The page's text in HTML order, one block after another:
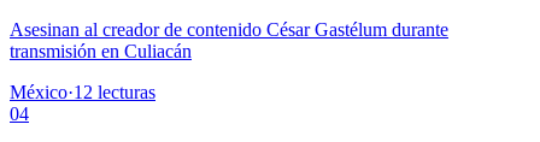
Asesinan al creador de contenido César Gastélum durante
transmisión en Culiacán
México·12 lecturas
04